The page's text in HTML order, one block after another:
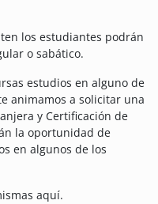
los estudiantes podrán
o sabático.
estudios en alguno de
animamos a solicitar una
y Certificación de
la oportunidad de
en algunos de los
aquí.